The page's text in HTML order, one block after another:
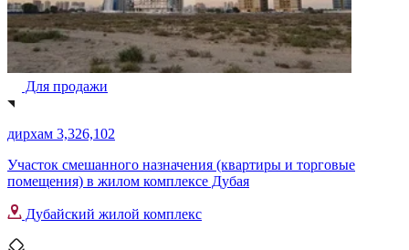
Для продажи
дирхам 3,326,102
Участок смешанного назначения (квартиры и торговые
помещения) в жилом комплексе Дубая
Дубайский жилой комплекс